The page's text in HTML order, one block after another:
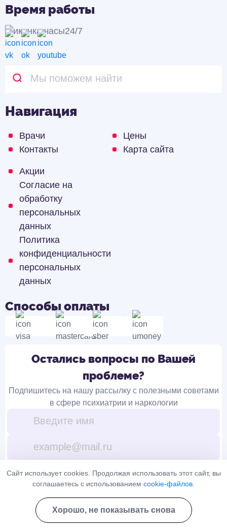
Время работы
24/7
Навигация
Врачи
Цены
Контакты
Карта сайта
Акции
Согласие на
обработку
персональных
данных
Политика
конфиденциальности
персональных
данных
Способы оплаты
Остались вопросы по Вашей
проблеме?
Подпишитесь на нашу рассылку с полезными советами
в сфере психиатрии и наркологии
Подписаться
Я ознакомлен(а) сПолитикой конфиденциальностии даю свое
согласие наобработку персональных данных
Сайт использует cookies. Продолжая использовать этот сайт, вы
соглашаетесь с использованием cookie-файлов
Хорошо, не показывать снова